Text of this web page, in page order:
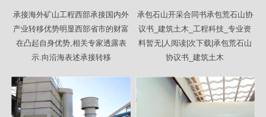
承接海外矿山工程西部承接国内外
产业转移优势明显西部省市的财富
在凸起自身优势,相关专家透露表
示.向沿海表述承接转移
承包石山开采合同书承包荒石山协
议书_建筑土木_工程科技_专业资
料暂无|人阅读|次下载|承包荒石山
协议书_建筑土木